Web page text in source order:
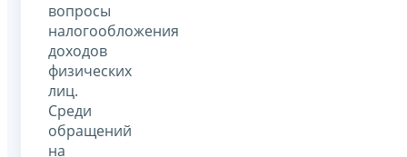
вопросы
налогообложения
доходов
физических
лиц.
Среди
обращений
на